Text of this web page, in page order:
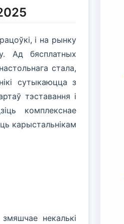
і на рынку
Ад бясплатных
стала,
сутыкаюцца з
тэставання і
комплекснае
карыстальнікам
некалькі